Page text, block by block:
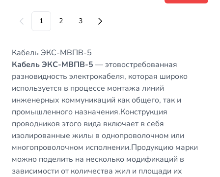
1 2 3
Кабель ЭКС-МВПВ-5
Кабель ЭКС-МВПВ-5 — этовостребованная
разновидность электрокабеля, которая широко
используется в процессе монтажа линий
инженерных коммуникаций как общего, так и
промышленного назначения.Конструкция
проводников этого вида включает в себя
изолированные жилы в однопроволочном или
многопроволочном исполнении.Продукцию марки
можно поделить на несколько модификаций в
зависимости от количества жил и площади их